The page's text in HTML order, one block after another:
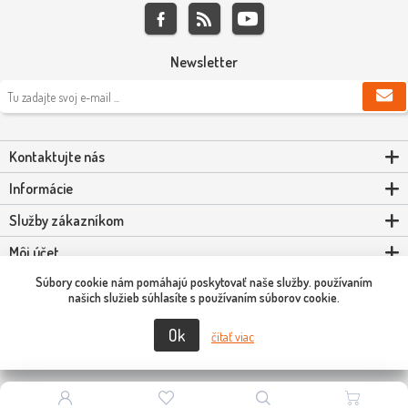
Newsletter
Kontaktujte nás
Informácie
Služby zákazníkom
Môj účet
Powered bynopCommerce
Copyright © 2026 Scooter-Tuning SK. Všetky práva vyhradené.
Súbory cookie nám pomáhajú poskytovať naše služby. používaním
našich služieb súhlasíte s používaním súborov cookie.
Ok čítať viac